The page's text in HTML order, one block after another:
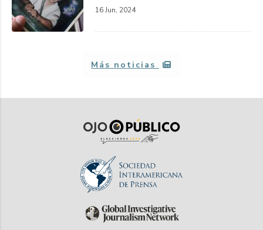
16 Jun, 2024
Más noticias